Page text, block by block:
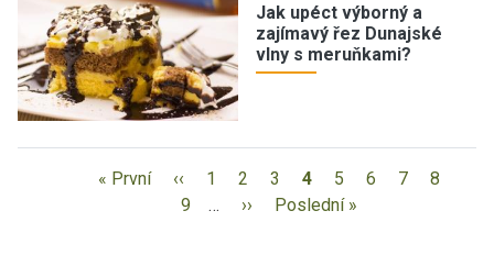
Jak upéct výborný a
zajímavý řez Dunajské
vlny s meruňkami?
« První ‹‹ 1 2 3 4 5 6 7
8
9
… ›› Poslední »